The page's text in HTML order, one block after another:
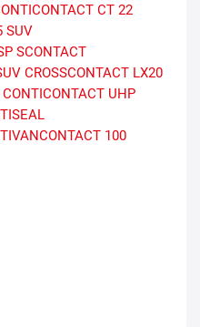
CT 22
SUV
SCONTACT
CROSSCONTACT LX20
CONTICONTACT UHP
100